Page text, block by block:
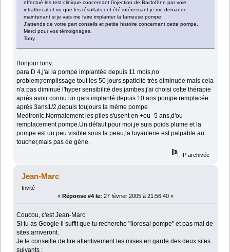
effectué les test clinique concernant l'injection de Baclofène par voie
intrathecal et vu que les résultats ont été intéressant je me demande
maintenant si je vais me faire implanter la fameuse pompe.
J'attends de votre part conseils et petite histoire concernant cette pompe.
Merci pour vos témoignages.
Tony
Bonjour tony,
para D 4,j'ai la pompe implantée depuis 11 mois,no
problem;remplissage tout les 50 jours,spaticité trés diminuée mais cela
n'a pas diminué l'hyper sensibilité des jambes;j'ai choisi cette thérapie
aprés avoir connu un gars implanté depuis 10 ans:pompe remplacée
aprés 3ans1/2,depuis toujours la méme pompe
Medtronic.Normalement les piles s'usent en +ou- 5 ans,d'ou
remplacement pompe.Un défaut pour moi,je suis poids plume et la
pompe est un peu visible sous la peau,la tuyauterie est palpable au
toucher,mais pas de géne.
IP archivée
Jean-Marc
Invité
« Réponse #4 le: 27 février 2005 à 21:56:40 »
Coucou, c'est Jean-Marc
Si tu as Google il suffit que tu recherche "lioresal pompe" et pas mal de
sites arriveront.
Je te conseille de lire attentivement les mises en garde des deux sites
suivants :